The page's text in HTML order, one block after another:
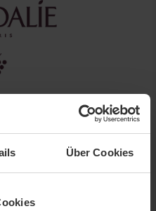
Über Cookies
und fühlt sich daher
Verpackungen